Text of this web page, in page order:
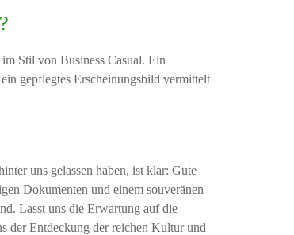
Stil von Business Casual. Ein
gepflegtes Erscheinungsbild vermittelt
uns gelassen haben, ist klar: Gute
Dokumenten und einem souveränen
Lasst uns die Erwartung auf die
der Entdeckung der reichen Kultur und